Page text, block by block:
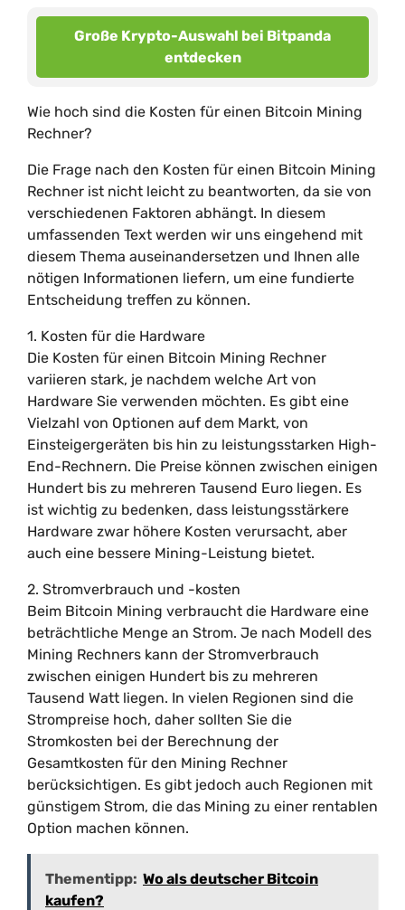
Große Krypto-Auswahl bei Bitpanda
entdecken
Wie hoch sind die Kosten für einen Bitcoin Mining
Rechner?
Die Frage nach den Kosten für einen Bitcoin Mining
Rechner ist nicht leicht zu beantworten, da sie von
verschiedenen Faktoren abhängt. In diesem
umfassenden Text werden wir uns eingehend mit
diesem Thema auseinandersetzen und Ihnen alle
nötigen Informationen liefern, um eine fundierte
Entscheidung treffen zu können.
1. Kosten für die Hardware
Die Kosten für einen Bitcoin Mining Rechner
variieren stark, je nachdem welche Art von
Hardware Sie verwenden möchten. Es gibt eine
Vielzahl von Optionen auf dem Markt, von
Einsteigergeräten bis hin zu leistungsstarken High-
End-Rechnern. Die Preise können zwischen einigen
Hundert bis zu mehreren Tausend Euro liegen. Es
ist wichtig zu bedenken, dass leistungsstärkere
Hardware zwar höhere Kosten verursacht, aber
auch eine bessere Mining-Leistung bietet.
2. Stromverbrauch und -kosten
Beim Bitcoin Mining verbraucht die Hardware eine
beträchtliche Menge an Strom. Je nach Modell des
Mining Rechners kann der Stromverbrauch
zwischen einigen Hundert bis zu mehreren
Tausend Watt liegen. In vielen Regionen sind die
Strompreise hoch, daher sollten Sie die
Stromkosten bei der Berechnung der
Gesamtkosten für den Mining Rechner
berücksichtigen. Es gibt jedoch auch Regionen mit
günstigem Strom, die das Mining zu einer rentablen
Option machen können.
Thementipp: Wo als deutscher Bitcoin
kaufen?